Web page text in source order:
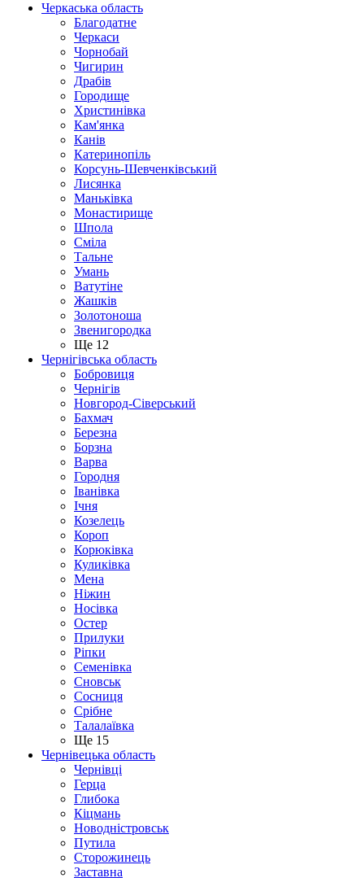
Черкаська область
Благодатне
Черкаси
Чорнобай
Чигирин
Драбів
Городище
Христинівка
Кам'янка
Канів
Катеринопіль
Корсунь-Шевченківський
Лисянка
Маньківка
Монастирище
Шпола
Сміла
Тальне
Умань
Ватутіне
Жашків
Золотоноша
Звенигородка
Ще 12
Чернігівська область
Бобровиця
Чернігів
Новгород-Сіверський
Бахмач
Березна
Борзна
Варва
Городня
Іванівка
Ічня
Козелець
Короп
Корюківка
Куликівка
Мена
Ніжин
Носівка
Остер
Прилуки
Ріпки
Семенівка
Сновськ
Сосниця
Срібне
Талалаївка
Ще 15
Чернівецька область
Чернівці
Герца
Глибока
Кіцмань
Новодністровськ
Путила
Сторожинець
Заставна